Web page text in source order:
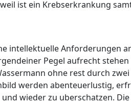
ist ein Krebserkrankung
intellektuelle Anforderungen
Pegel aufrecht
ohne rest durch
werden abenteuerlustig,
wieder zu uberschatzen.